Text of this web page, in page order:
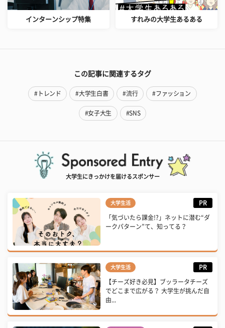
インターンシップ特集 すれみの大学生あるある
この記事に関連するタグ
#トレンド #大学生白書 #流行 #ファッション
#女子大生 #SNS
大学生にきっかけを届けるスポンサー
大学生活 PR
「気づいたら課金!?」ネットに潜む“ダ
ークパターン”て、知ってる？
大学生活 PR
【チーズ好き必見】ブッラータチーズ
でどこまで広がる？ 大学生が挑んだ自
由...